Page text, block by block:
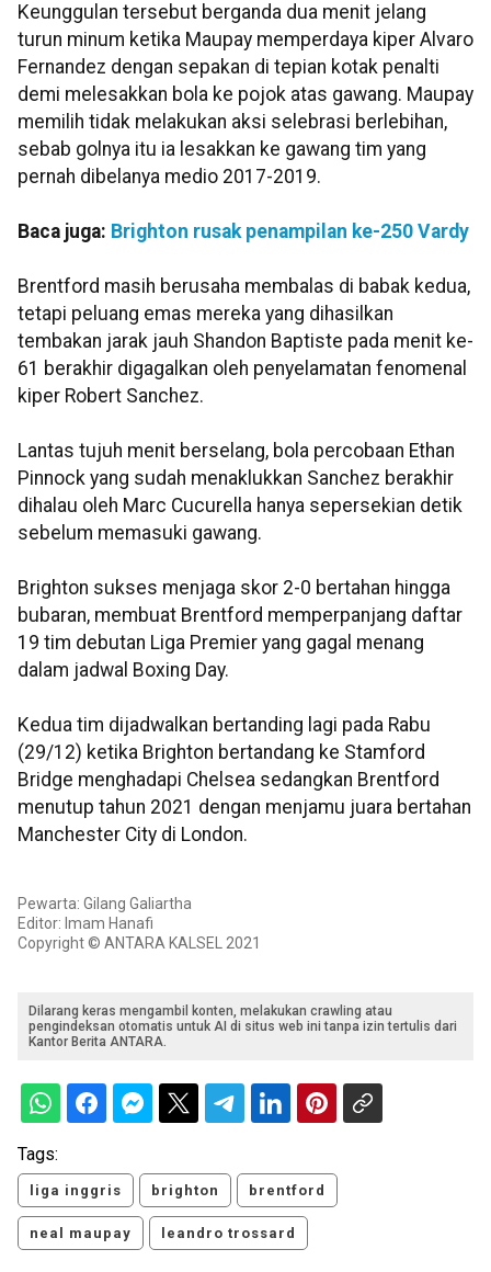
Keunggulan tersebut berganda dua menit jelang
turun minum ketika Maupay memperdaya kiper Alvaro
Fernandez dengan sepakan di tepian kotak penalti
demi melesakkan bola ke pojok atas gawang. Maupay
memilih tidak melakukan aksi selebrasi berlebihan,
sebab golnya itu ia lesakkan ke gawang tim yang
pernah dibelanya medio 2017-2019.
Baca juga: Brighton rusak penampilan ke-250 Vardy
Brentford masih berusaha membalas di babak kedua,
tetapi peluang emas mereka yang dihasilkan
tembakan jarak jauh Shandon Baptiste pada menit ke-
61 berakhir digagalkan oleh penyelamatan fenomenal
kiper Robert Sanchez.
Lantas tujuh menit berselang, bola percobaan Ethan
Pinnock yang sudah menaklukkan Sanchez berakhir
dihalau oleh Marc Cucurella hanya sepersekian detik
sebelum memasuki gawang.
Brighton sukses menjaga skor 2-0 bertahan hingga
bubaran, membuat Brentford memperpanjang daftar
19 tim debutan Liga Premier yang gagal menang
dalam jadwal Boxing Day.
Kedua tim dijadwalkan bertanding lagi pada Rabu
(29/12) ketika Brighton bertandang ke Stamford
Bridge menghadapi Chelsea sedangkan Brentford
menutup tahun 2021 dengan menjamu juara bertahan
Manchester City di London.
Pewarta: Gilang Galiartha
Editor: Imam Hanafi
Copyright © ANTARA KALSEL 2021
Dilarang keras mengambil konten, melakukan crawling atau
pengindeksan otomatis untuk AI di situs web ini tanpa izin tertulis dari
Kantor Berita ANTARA.
Tags:
liga inggris brighton brentford
neal maupay leandro trossard